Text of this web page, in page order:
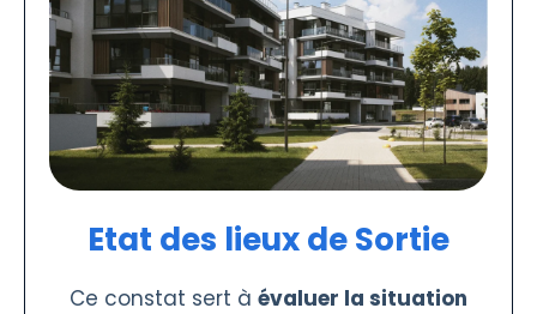
Etat des lieux de Sortie
Ce constat sert à évaluer la situation